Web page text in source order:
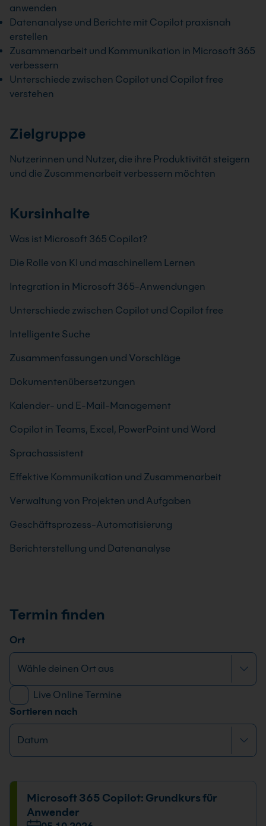
anwenden
Datenanalyse und Berichte mit Copilot praxisnah
erstellen
Zusammenarbeit und Kommunikation in Microsoft 365
verbessern
Unterschiede zwischen Copilot und Copilot free
verstehen
Zielgruppe
Nutzerinnen und Nutzer, die ihre Produktivität steigern
und die Zusammenarbeit verbessern möchten
Kursinhalte
Was ist Microsoft 365 Copilot?
Die Rolle von KI und maschinellem Lernen
Integration in Microsoft 365-Anwendungen
Unterschiede zwischen Copilot und Copilot free
Intelligente Suche
Zusammenfassungen und Vorschläge
Dokumentenübersetzungen
Kalender- und E-Mail-Management
Copilot in Teams, Excel, PowerPoint und Word
Sprachassistent
Effektive Kommunikation und Zusammenarbeit
Verwaltung von Projekten und Aufgaben
Geschäftsprozess-Automatisierung
Berichterstellung und Datenanalyse
Termin finden
Ort
Live Online Termine
Sortieren nach
Microsoft 365 Copilot: Grundkurs für
Anwender